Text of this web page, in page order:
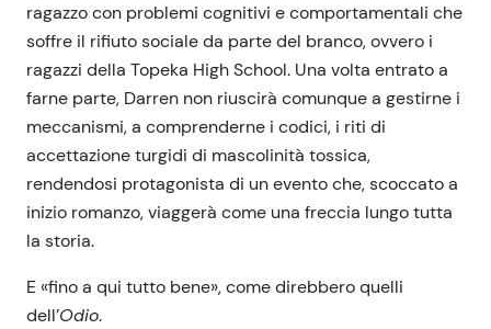
ragazzo con problemi cognitivi e comportamentali che
soffre il rifiuto sociale da parte del branco, ovvero i
ragazzi della Topeka High School. Una volta entrato a
farne parte, Darren non riuscirà comunque a gestirne i
meccanismi, a comprenderne i codici, i riti di
accettazione turgidi di mascolinità tossica,
rendendosi protagonista di un evento che, scoccato a
inizio romanzo, viaggerà come una freccia lungo tutta
la storia.
E «fino a qui tutto bene», come direbbero quelli
dell’Odio.